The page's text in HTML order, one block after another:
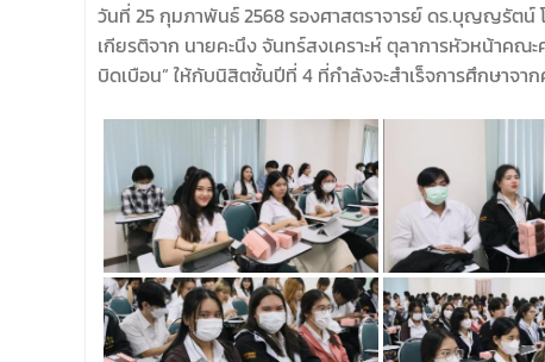
วันที่ 25 กุมภาพันธ์ 2568 รองศาสตราจารย์ ดร.บุญญรัตน์
เกียรติจาก นายคะนึง จันทร์สงเคราะห์ ตุลาการหัวหน้าค
บิดเบือน” ให้กับนิสิตชั้นปีที่ 4 ที่กำลังจะสำเร็จการศึกษาจ